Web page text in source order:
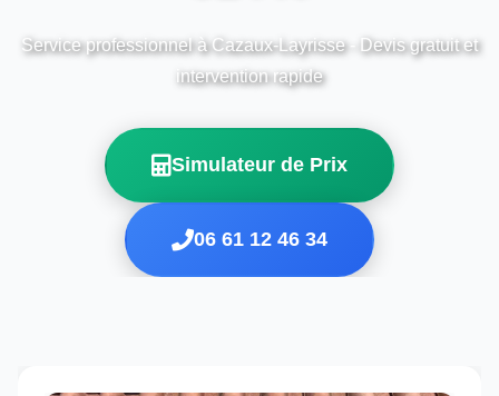
Service professionnel à Cazaux-Layrisse - Devis gratuit et
intervention rapide
Simulateur de Prix
06 61 12 46 34